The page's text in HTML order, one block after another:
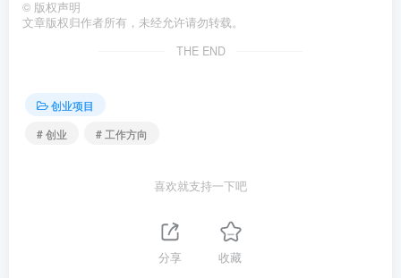
© 版权声明
文章版权归作者所有，未经允许请勿转载。
THE END
创业项目
# 创业
# 工作方向
喜欢就支持一下吧
分享 收藏